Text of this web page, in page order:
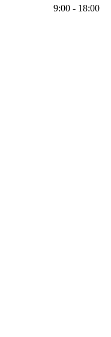
9:00 - 18:00